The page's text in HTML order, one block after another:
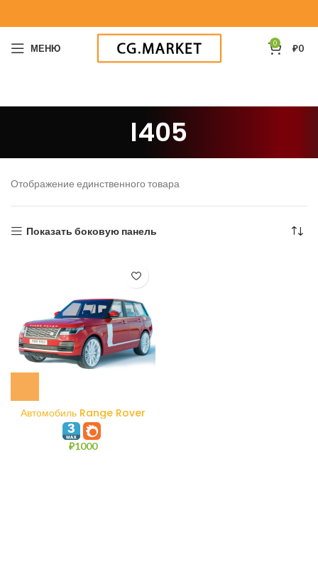
МЕНЮ 0 ₽0
l405
Отображение единственного товара
Показать боковую панель
Автомобиль Range Rover
Autobiography L405
₽1000